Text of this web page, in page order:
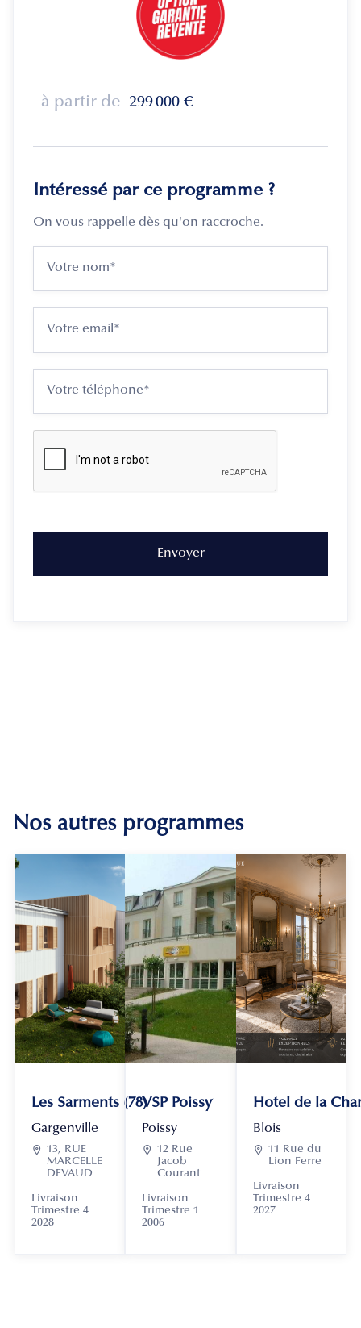
à partir de 299 000 €
Intéressé par ce programme ?
On vous rappelle dès qu'on raccroche.
Nos autres programmes
Les Sarments (78)
Gargenville
 13, RUE
MARCELLE
DEVAUD
Livraison
Trimestre 4
2028
VSP Poissy
Poissy
 12 Rue
Jacob
Courant
Livraison
Trimestre 1
2006
Hotel de la
Blois
 11 Rue du
Lion Ferre
Livraison
Trimestre 4
2027